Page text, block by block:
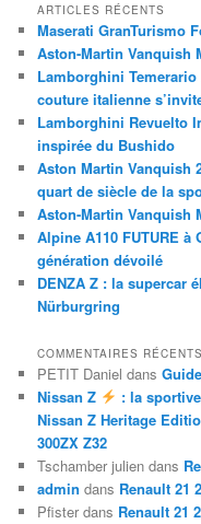
ARTICLES RÉCENTS
Maserati GranTurismo
Aston-Martin Vanquish
Lamborghini
couture italienne
Lamborghini Revuelto
inspirée du Bushido
Aston Martin Vanquish
quart de siècle de la
Aston-Martin Vanquish
Alpine A110 FUTURE
génération dévoilé
DENZA Z : la supercar
Nürburgring
COMMENTAIRES RÉCENTS
PETIT Daniel dans
Nissan Z
: la
Nissan Z Heritage
300ZX Z32
Tschamber julien dans
admin dans Renault 21
Pfister dans Renault 21